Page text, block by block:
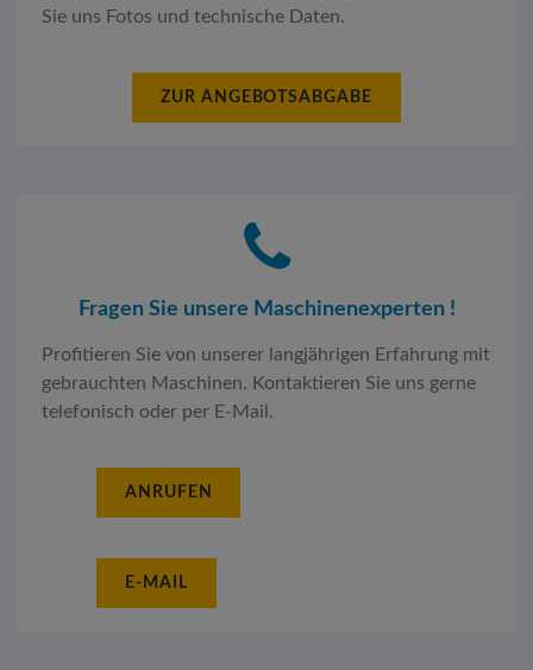
Sie uns Fotos und technische Daten.
ZUR ANGEBOTSABGABE
Fragen Sie unsere Maschinenexperten !
Profitieren Sie von unserer langjährigen Erfahrung mit
gebrauchten Maschinen. Kontaktieren Sie uns gerne
telefonisch oder per E-Mail.
ANRUFEN
E-MAIL